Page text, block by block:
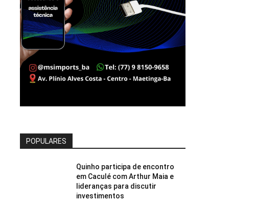
POPULARES
Quinho participa de encontro
em Caculé com Arthur Maia e
lideranças para discutir
investimentos